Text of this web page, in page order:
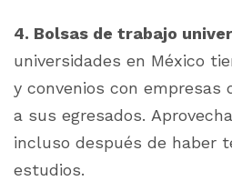
4. Bolsas de trabajo
universidades en México
y convenios con empresas
a sus egresados.
incluso después de haber
estudios.